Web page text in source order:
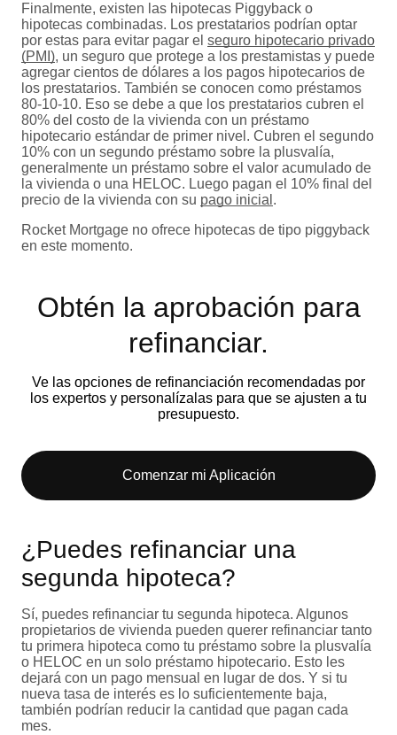
Finalmente, existen las hipotecas Piggyback o
hipotecas combinadas. Los prestatarios podrían optar
por estas para evitar pagar el seguro hipotecario privado
(PMI), un seguro que protege a los prestamistas y puede
agregar cientos de dólares a los pagos hipotecarios de
los prestatarios. También se conocen como préstamos
80-10-10. Eso se debe a que los prestatarios cubren el
80% del costo de la vivienda con un préstamo
hipotecario estándar de primer nivel. Cubren el segundo
10% con un segundo préstamo sobre la plusvalía,
generalmente un préstamo sobre el valor acumulado de
la vivienda o una HELOC. Luego pagan el 10% final del
precio de la vivienda con su pago inicial .
Rocket Mortgage no ofrece hipotecas de tipo piggyback
en este momento.
Obtén la aprobación para
refinanciar.
Ve las opciones de refinanciación recomendadas por
los expertos y personalízalas para que se ajusten a tu
presupuesto.
Comenzar mi Aplicación
¿Puedes refinanciar una
segunda hipoteca?
Sí, puedes refinanciar tu segunda hipoteca. Algunos
propietarios de vivienda pueden querer refinanciar tanto
tu primera hipoteca como tu préstamo sobre la plusvalía
o HELOC en un solo préstamo hipotecario. Esto les
dejará con un pago mensual en lugar de dos. Y si tu
nueva tasa de interés es lo suficientemente baja,
también podrían reducir la cantidad que pagan cada
mes.